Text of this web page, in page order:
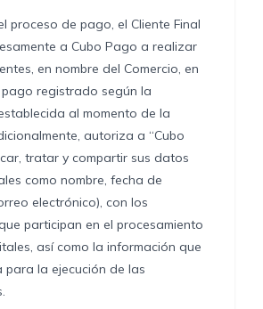
proceso de pago, el Cliente Final
a Cubo Pago a realizar
en nombre del Comercio, en
registrado según la
al momento de la
autoriza a “Cubo
tratar y compartir sus datos
como nombre, fecha de
electrónico), con los
participan en el procesamiento
así como la información que
para la ejecución de las